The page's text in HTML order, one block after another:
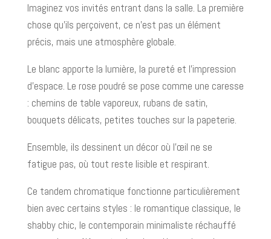
Imaginez vos invités entrant dans la salle. La première
chose qu’ils perçoivent, ce n’est pas un élément
précis, mais une atmosphère globale.
Le blanc apporte la lumière, la pureté et l’impression
d’espace. Le rose poudré se pose comme une caresse
: chemins de table vaporeux, rubans de satin,
bouquets délicats, petites touches sur la papeterie.
Ensemble, ils dessinent un décor où l’œil ne se
fatigue pas, où tout reste lisible et respirant.
Ce tandem chromatique fonctionne particulièrement
bien avec certains styles : le romantique classique, le
shabby chic, le contemporain minimaliste réchauffé